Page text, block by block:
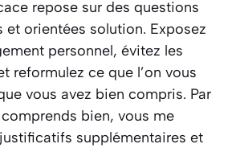
repose sur des questions
et orientées solution. Exposez
personnel, évitez les
reformulez ce que l’on vous
vous avez bien compris. Par
bien, vous me
supplémentaires et